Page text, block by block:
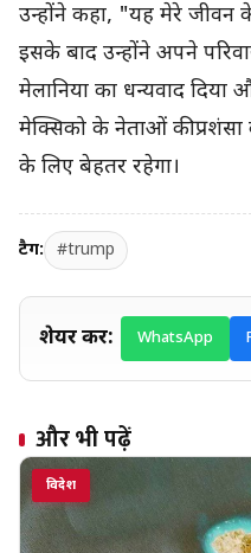
उन्होंने कहा, "यह मेरे
इसके बाद उन्होंने अपने
मेलानिया का धन्यवाद
मेक्सिको के नेताओं की
के लिए बेहतर रहेगा।
टैग: #trump
शेयर करें: WhatsApp
और भी पढ़ें
विदेश